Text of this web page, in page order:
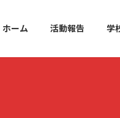
ホーム 活動報告 学